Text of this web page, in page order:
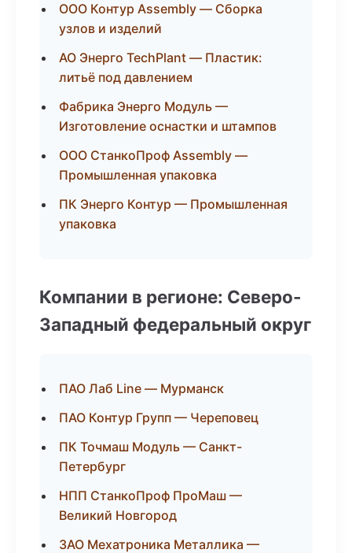
ООО Контур Assembly — Сборка
узлов и изделий
АО Энерго TechPlant — Пластик:
литьё под давлением
Фабрика Энерго Модуль —
Изготовление оснастки и штампов
ООО СтанкоПроф Assembly —
Промышленная упаковка
ПК Энерго Контур — Промышленная
упаковка
Компании в регионе: Северо-
Западный федеральный округ
ПАО Лаб Line — Мурманск
ПАО Контур Групп — Череповец
ПК Точмаш Модуль — Санкт-
Петербург
НПП СтанкоПроф ПроМаш —
Великий Новгород
ЗАО Мехатроника Металлика —